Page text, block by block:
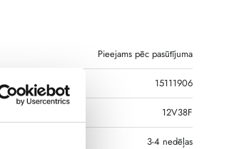
Pieejams pēc pasūtījuma
15111906
12V38F
3-4 nedēļas